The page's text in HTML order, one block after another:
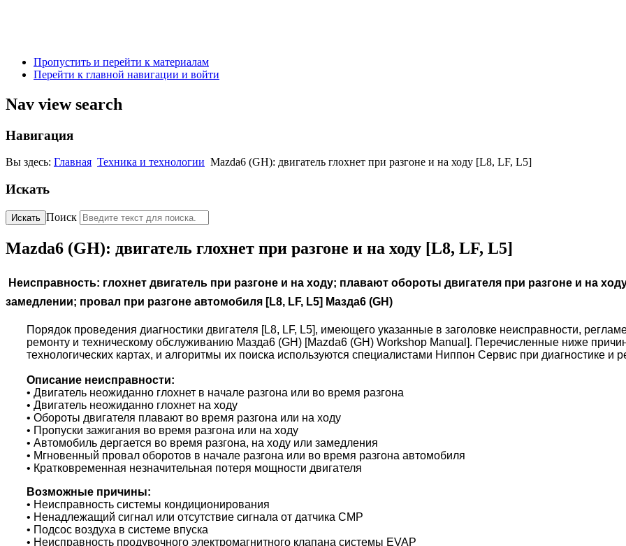
Пропустить и перейти к материалам
Перейти к главной навигации и войти
Nav view search
Навигация
Вы здесь: Главная Техника и технологии Mazda6 (GH): двигатель глохнет при разгоне и на ходу [L8, LF, L5]
Искать
Искать Поиск
Mazda6 (GH): двигатель глохнет при разгоне и на ходу [L8, LF, L5]
Неисправность: глохнет двигатель при разгоне и на ходу; плавают обороты двигателя при разгоне и на
замедлении; провал при разгоне автомобиля [L8, LF, L5] Мазда6 (GH)
Порядок проведения диагностики двигателя [L8, LF, L5], имеющего указанные в заголовке неисправности,
ремонту и техническому обслуживанию Мазда6 (GH) [Mazda6 (GH) Workshop Manual]. Перечисленные ниже
технологических картах, и алгоритмы их поиска используются специалистами Ниппон Сервис при диагностике
Описание неисправности:
• Двигатель неожиданно глохнет в начале разгона или во время разгона
• Двигатель неожиданно глохнет на ходу
• Обороты двигателя плавают во время разгона или на ходу
• Пропуски зажигания во время разгона или на ходу
• Автомобиль дергается во время разгона, на ходу или замедления
• Мгновенный провал оборотов в начале разгона или во время разгона автомобиля
• Кратковременная незначительная потеря мощности двигателя
Возможные причины:
• Неисправность системы кондиционирования
• Ненадлежащий сигнал или отсутствие сигнала от датчика CMP
• Подсос воздуха в системе впуска
• Неисправность продувочного электромагнитного клапана системы EVAP